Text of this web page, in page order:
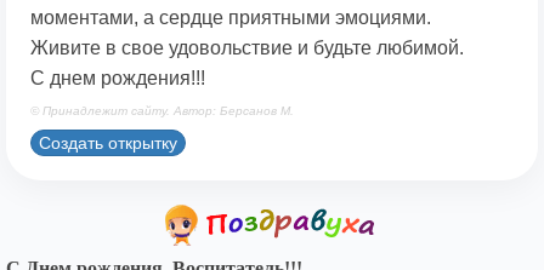
моментами, а сердце приятными эмоциями.
Живите в свое удовольствие и будьте любимой.
С днем рождения!!!
© Принадлежит сайту. Автор: Берсанов М.
Создать открытку